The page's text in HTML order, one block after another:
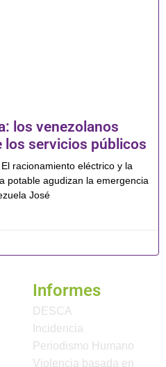
los venezolanos
los servicios públicos
racionamiento eléctrico y la
potable agudizan la emergencia
José
Informes
DESCA
Incidencia
Periodismo Humano
Violencia basada en